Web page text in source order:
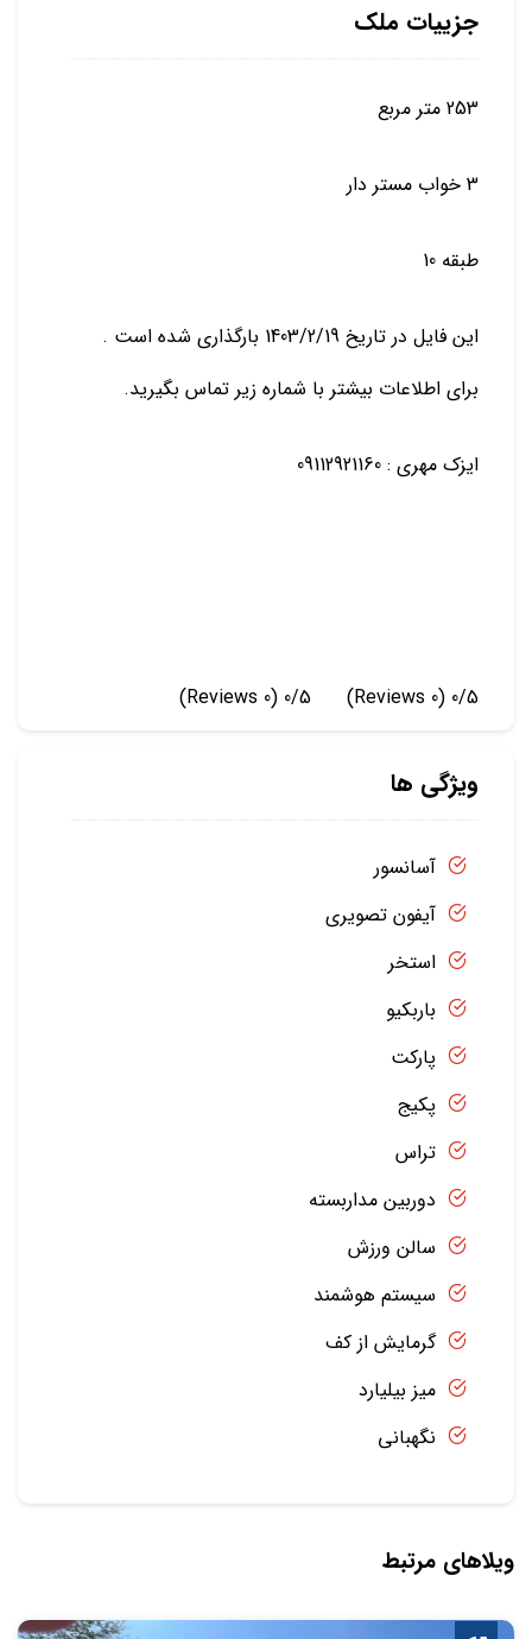
جزییات ملک
253 متر مربع
3 خواب مستر دار
طبقه 10
این فایل در تاریخ 1403/2/19 بارگذاری شده است .
برای اطلاعات بیشتر با شماره زیر تماس بگیرید.
ایزک مهری : 09112921160
0/5
(0 Reviews)
0/5
(0 Reviews)
ویژگی ها
آسانسور
آیفون تصویری
استخر
باربکیو
پارکت
پکیج
تراس
دوربین مداربسته
سالن ورزش
سیستم هوشمند
گرمایش از کف
میز بیلیارد
نگهبانی
ویلاهای مرتبط